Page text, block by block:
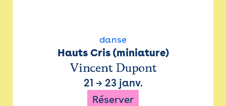
danse
Hauts Cris (miniature)
Vincent Dupont
21 → 23 janv.
Réserver